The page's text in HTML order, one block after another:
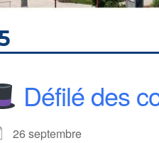
Défilé des
26 septembre